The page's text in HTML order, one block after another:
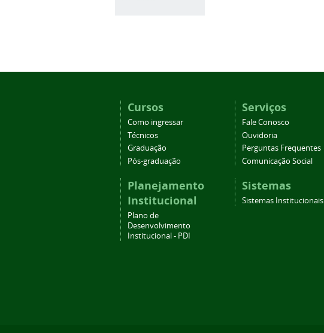
Cursos
Como ingressar
Técnicos
Graduação
Pós-graduação
Planejamento
Institucional
Plano de
Desenvolvimento
Institucional - PDI
Serviços
Fale Conosco
Ouvidoria
Perguntas Frequentes
Comunicação Social
Sistemas
Sistemas Institucionais